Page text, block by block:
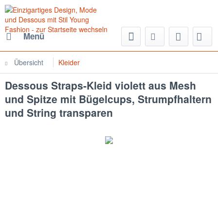
Menü
Übersicht Kleider
Dessous Straps-Kleid violett aus Mesh
und Spitze mit Bügelcups, Strumpfhaltern
und String transparen